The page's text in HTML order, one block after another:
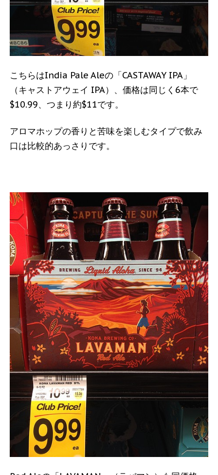
こちらはIndia Pale Aleの「CASTAWAY IPA」
（キャストアウェイ IPA）、価格は同じく6本で
$10.99、つまり約$11です。
アロマホップの香りと苦味を楽しむタイプで飲み
口は比較的あっさりです。